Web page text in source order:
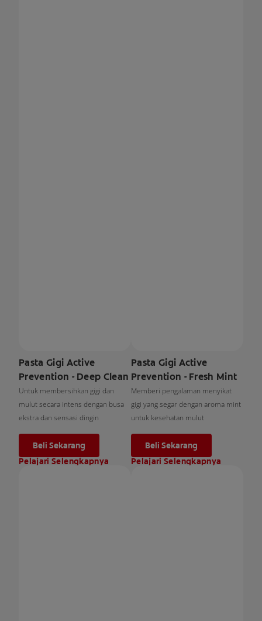
Pasta Gigi Active
Prevention - Deep Clean
Untuk membersihkan gigi dan
mulut secara intens dengan busa
ekstra dan sensasi dingin
Beli Sekarang
Pelajari Selengkapnya
Pasta Gigi Active
Prevention - Fresh Mint
Memberi pengalaman menyikat
gigi yang segar dengan aroma mint
untuk kesehatan mulut
Beli Sekarang
Pelajari Selengkapnya